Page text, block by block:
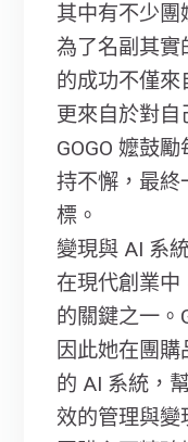
其中有不少
為了名副其實
的成功不僅來
更來自於對自
GOGO 嬤鼓
持不懈，最終
標。
變現與 AI 系
在現代創業中
的關鍵之一。
因此她在團
的 AI 系統，
效的管理與變